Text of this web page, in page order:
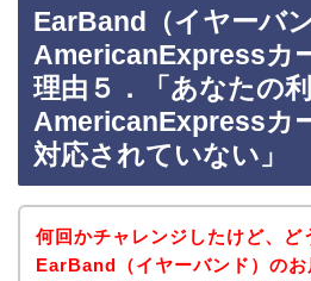
EarBand（イヤーバ
AmericanExpressカ
理由５．「あなたの
AmericanExpressカ
対応されていない」
何回かチャレンジしたけど、ど
EarBand（イヤーバンド）のお